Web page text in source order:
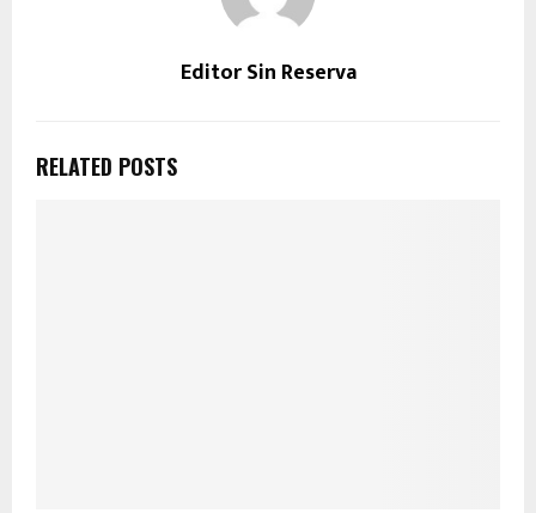
Editor Sin Reserva
RELATED POSTS